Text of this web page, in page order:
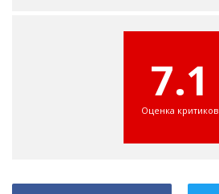
7.1
Оценка критиков